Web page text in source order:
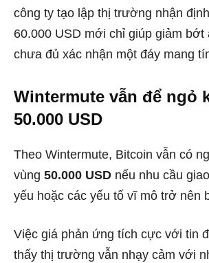
công ty tạo lập thị trường nhận
60.000 USD mới chỉ giúp giảm bớt
chưa đủ xác nhận một đáy mang
Wintermute vẫn để ngỏ
50.000 USD
Theo Wintermute, Bitcoin vẫn có
vùng 50.000 USD nếu nhu cầu
yếu hoặc các yếu tố vĩ mô trở nên
Việc giá phản ứng tích cực với tin
thấy thị trường vẫn nhạy cảm với